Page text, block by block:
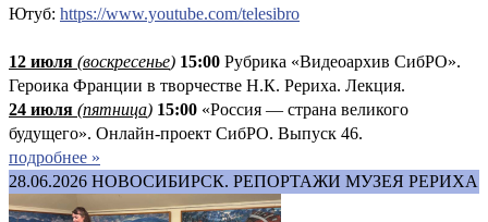
Ютуб: https://www.youtube.com/telesibro
12 июля (воскресенье) 15:00 Рубрика «Видеоархив СибРО».
Героика Франции в творчестве Н.К. Рериха. Лекция.
24 июля (пятница) 15:00 «Россия — страна великого
будущего». Онлайн-проект СибРО. Выпуск 46.
подробнее »
28.06.2026 НОВОСИБИРСК. РЕПОРТАЖИ МУЗЕЯ РЕРИХА